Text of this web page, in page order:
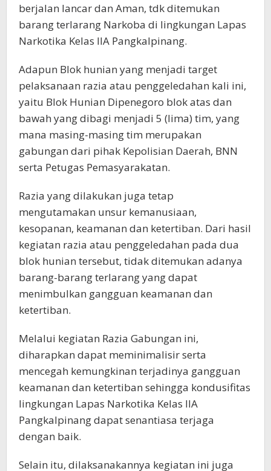
berjalan lancar dan Aman, tdk ditemukan
barang terlarang Narkoba di lingkungan Lapas
Narkotika Kelas IIA Pangkalpinang.
Adapun Blok hunian yang menjadi target
pelaksanaan razia atau penggeledahan kali ini,
yaitu Blok Hunian Dipenegoro blok atas dan
bawah yang dibagi menjadi 5 (lima) tim, yang
mana masing-masing tim merupakan
gabungan dari pihak Kepolisian Daerah, BNN
serta Petugas Pemasyarakatan.
Razia yang dilakukan juga tetap
mengutamakan unsur kemanusiaan,
kesopanan, keamanan dan ketertiban. Dari hasil
kegiatan razia atau penggeledahan pada dua
blok hunian tersebut, tidak ditemukan adanya
barang-barang terlarang yang dapat
menimbulkan gangguan keamanan dan
ketertiban.
Melalui kegiatan Razia Gabungan ini,
diharapkan dapat meminimalisir serta
mencegah kemungkinan terjadinya gangguan
keamanan dan ketertiban sehingga kondusifitas
lingkungan Lapas Narkotika Kelas IIA
Pangkalpinang dapat senantiasa terjaga
dengan baik.
Selain itu, dilaksanakannya kegiatan ini juga